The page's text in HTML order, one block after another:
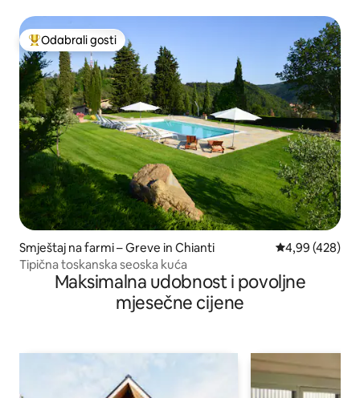
Među najviše rangiranima s oznakom „Odabrali gosti”
Odabrali gosti
Smještaj na farmi – Greve in Chianti Prosječna
4,99 (428)
Tipična toskanska seoska kuća
Maksimalna udobnost i povoljne
mjesečne cijene